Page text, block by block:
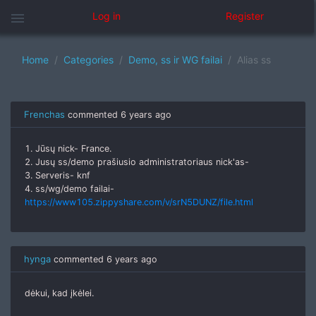
menu Log in Register
Home Categories Demo, ss ir WG failai Alias ss
Frenchas commented 6 years ago
1. Jūsų nick- France.
2. Jusų ss/demo prašiusio administratoriaus nick'as-
3. Serveris- knf
4. ss/wg/demo failai-
https://www105.zippyshare.com/v/srN5DUNZ/file.html
hynga commented 6 years ago
dėkui, kad įkėlei.